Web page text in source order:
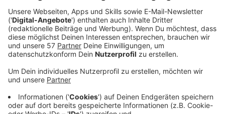
Handfläche legen und mit den restlichen Fingern
umschließen. Unsere Hörerin Annemarie hat
deswegen einen Anruf der Feuerwehr bekommen.
Veröffentlicht:Freitag, 25.07.2025 16:02
Anzeige